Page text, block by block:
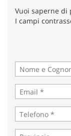
Vuoi saperne di
I campi